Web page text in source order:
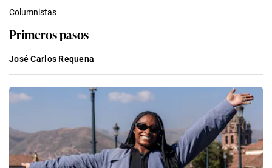
Columnistas
Primeros pasos
José Carlos Requena